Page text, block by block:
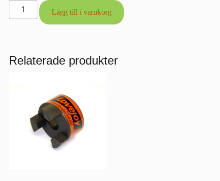
KOPPL.H
L
D=19
KSP+STP
Lägg till i varukorg
Relaterade produkter